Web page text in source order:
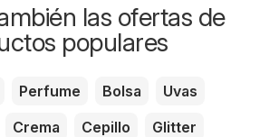
las ofertas de
populares
Perfume Bolsa
Uvas
Crema Cepillo
Glitter